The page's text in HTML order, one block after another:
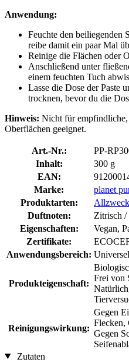
Anwendung:
Feuchte den beiliegenden
reibe damit ein paar Mal
Reinige die Flächen oder
Anschließend unter
einem feuchten Tuch
Lasse die Dose der Paste
trocknen, bevor du die
Hinweis: Nicht für
Oberflächen geeignet.
Art.-Nr.:
PP-
Inhalt:
300 g
EAN:
Marke:
planet
Produktarten:
Duftnoten:
Zitrisch /
Eigenschaften:
Vegan,
Zertifikate:
Anwendungsbereich:
Produkteigenschaft:
Frei von
Reinigungswirkung:
Gegen
Flecken,
Gegen
Zutaten